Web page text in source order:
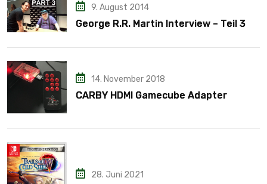
9. August 2014
George R.R. Martin Interview – Teil 3
14. November 2018
CARBY HDMI Gamecube Adapter
28. Juni 2021